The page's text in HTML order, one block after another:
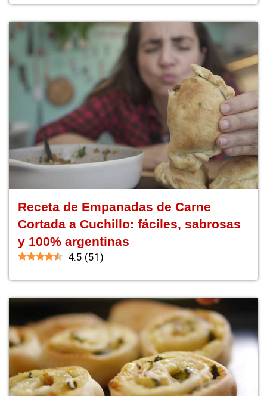
Receta de Empanadas de Carne
Cortada a Cuchillo: fáciles, sabrosas
y 100% argentinas
4.5 (51 )